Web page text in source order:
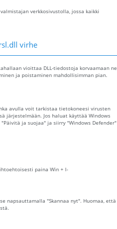
verkkosivustolla, jossa kaikki
virhe
vioittaa DLL-tiedostoja korvaamaan ne
ja poistaminen mahdollisimman pian.
avulla voit tarkistaa tietokoneesi virusten
järjestelmään. Jos haluat käyttää Windows
ja suojaa" ja siirry "Windows Defender"
paina Win + I-
napsauttamalla "Skannaa nyt". Huomaa, että